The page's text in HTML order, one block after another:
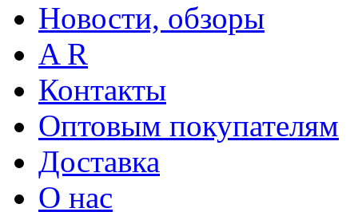
Новости, обзоры
A R
Контакты
Оптовым покупателям
Доставка
О нас